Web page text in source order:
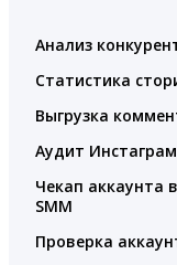
Анализ
Статистика
Выгрузка
Аудит Инстаграм
Чекап аккаунта
SMM
Проверка